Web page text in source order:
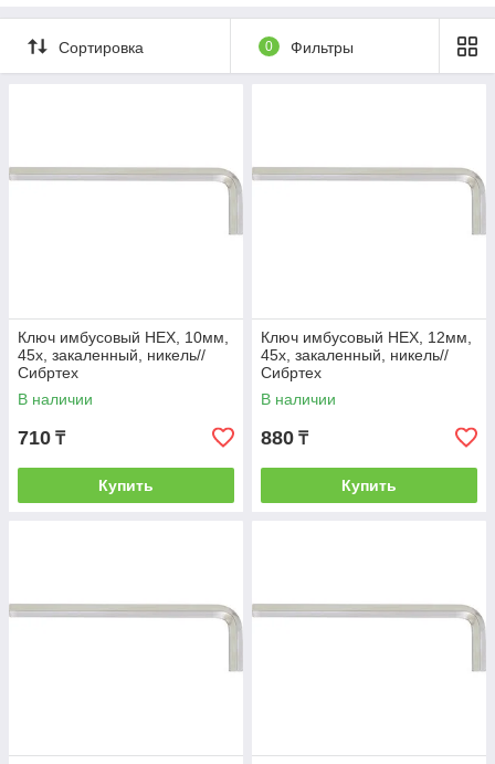
ключей, имбусовые изготавливаются из
углеродистой закаленной,
хромованадиевой стали S2.
Сортировка 0 Фильтры
Ключ имбусовый HEX, 10мм,
45x, закаленный, никель//
Сибртех
В наличии
710 ₸
Купить
Ключ имбусовый HEX, 12мм,
45x, закаленный, никель//
Сибртех
В наличии
880 ₸
Купить